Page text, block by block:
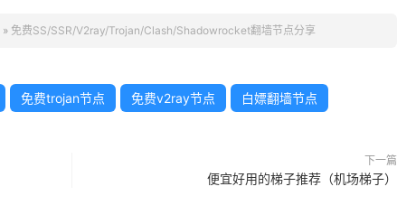
» 免费SS/SSR/V2ray/Trojan/Clash/Shadowrocket翻墙节点分享
免费trojan节点 免费v2ray节点 白嫖翻墙节点
下一篇
便宜好用的梯子推荐（机场梯子）